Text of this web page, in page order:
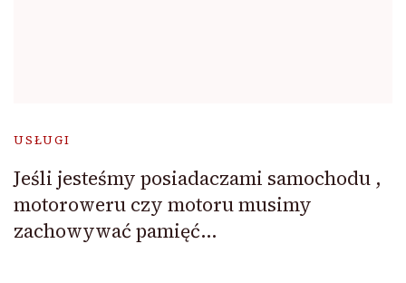
USŁUGI
Jeśli jesteśmy posiadaczami samochodu ,
motoroweru czy motoru musimy
zachowywać pamięć…